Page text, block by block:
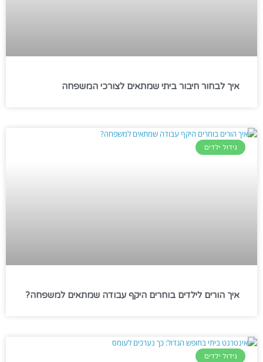
איך לבחור חיבור ביתי שמתאים לצורכי המשפחה
גידול ילדים
איך הורים לילדים בוחרים היקף עבודה שמתאים למשפחה?
גידול ילדים